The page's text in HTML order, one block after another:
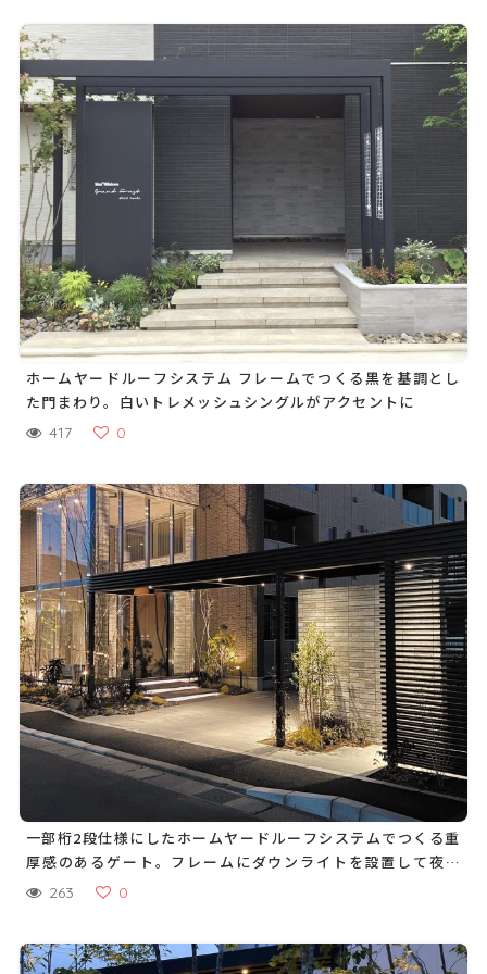
ホームヤードルーフシステム フレームでつくる黒を基調とし
た門まわり。白いトレメッシュシングルがアクセントに
417 0
一部桁2段仕様にしたホームヤードルーフシステムでつくる重
厚感のあるゲート。フレームにダウンライトを設置して夜間
でも安心
263 0